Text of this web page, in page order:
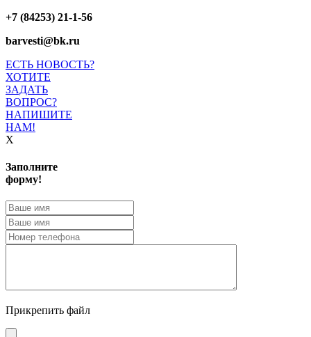
+7 (84253) 21-1-56
barvesti@bk.ru
ЕСТЬ НОВОСТЬ?
ХОТИТЕ
ЗАДАТЬ
ВОПРОС?
НАПИШИТЕ
НАМ!
X
Заполните
форму!
Прикрепить файл